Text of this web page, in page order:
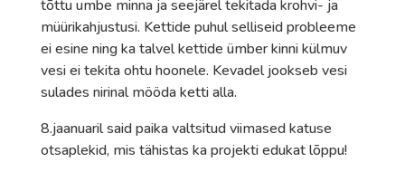
tõttu umbe minna ja seejärel tekitada krohvi- ja
müürikahjustusi. Kettide puhul selliseid probleeme
ei esine ning ka talvel kettide ümber kinni külmuv
vesi ei tekita ohtu hoonele. Kevadel jookseb vesi
sulades nirinal mööda ketti alla.
8.jaanuaril said paika valtsitud viimased katuse
otsaplekid, mis tähistas ka projekti edukat lõppu!